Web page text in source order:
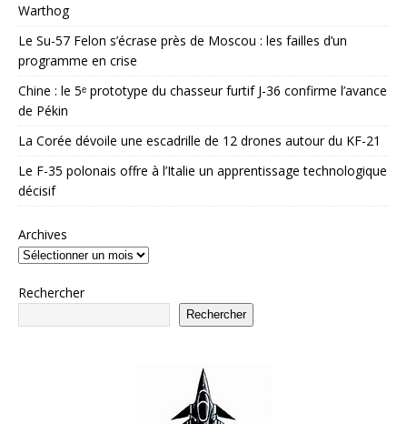
Warthog
Le Su-57 Felon s’écrase près de Moscou : les failles d’un
programme en crise
Chine : le 5ᵉ prototype du chasseur furtif J-36 confirme l’avance
de Pékin
La Corée dévoile une escadrille de 12 drones autour du KF-21
Le F-35 polonais offre à l’Italie un apprentissage technologique
décisif
Archives
Rechercher
Rechercher